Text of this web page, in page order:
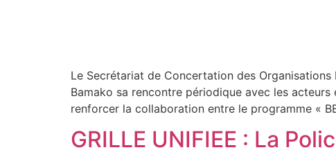
Le Secrétariat de Concertation des
Bamako sa rencontre périodique avec les
renforcer la collaboration entre le programme «
GRILLE UNIFIEE : La